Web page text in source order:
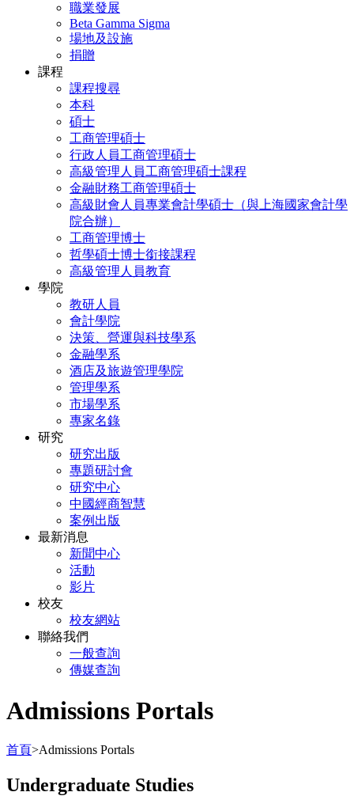
職業發展
Beta Gamma Sigma
場地及設施
捐贈
課程
課程搜尋
本科
碩士
工商管理碩士
行政人員工商管理碩士
高級管理人員工商管理碩士課程
金融財務工商管理碩士
高級財會人員專業會計學碩士（與上海國家會計學
院合辦）
工商管理博士
哲學碩士博士銜接課程
高級管理人員教育
學院
教研人員
會計學院
決策、營運與科技學系
金融學系
酒店及旅遊管理學院
管理學系
市場學系
專家名錄
研究
研究出版
專題研討會
研究中心
中國經商智慧
案例出版
最新消息
新聞中心
活動
影片
校友
校友網站
聯絡我們
一般查詢
傳媒查詢
Admissions Portals
首頁>Admissions Portals
Undergraduate Studies